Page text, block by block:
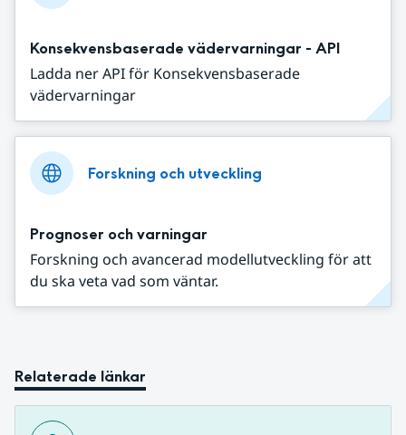
Konsekvensbaserade vädervarningar - API
Ladda ner API för Konsekvensbaserade
vädervarningar
Forskning och utveckling
Prognoser och varningar
Forskning och avancerad modellutveckling för att
du ska veta vad som väntar.
Relaterade länkar